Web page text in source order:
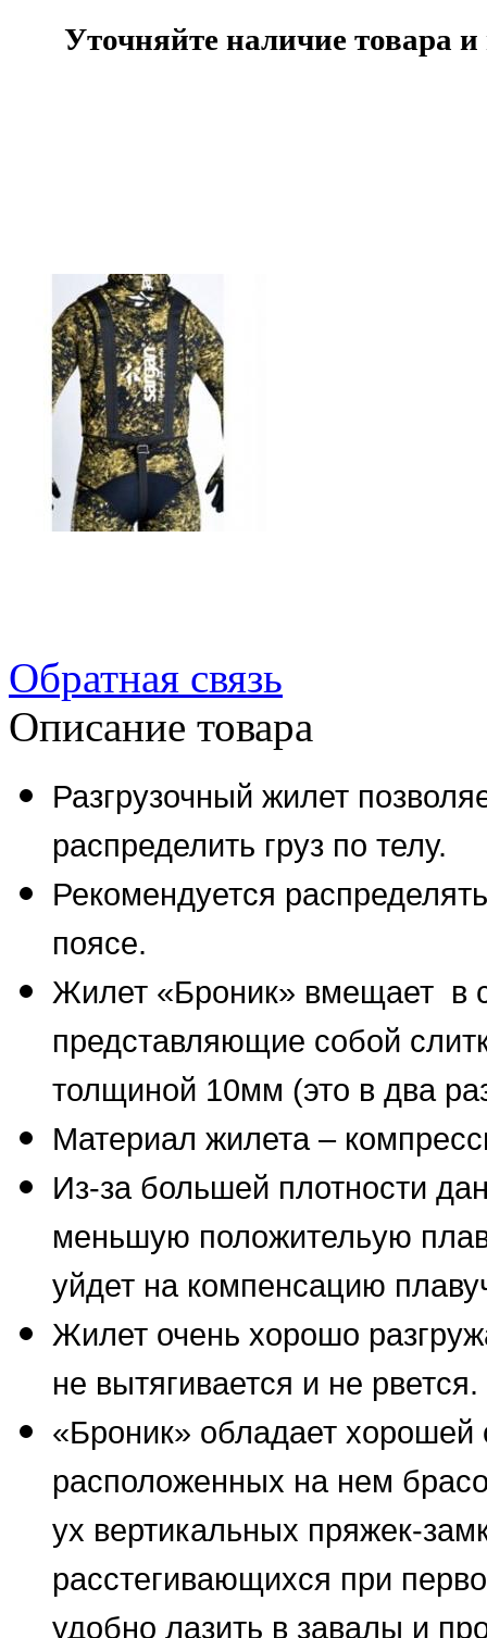
Уточняйте наличие товара
Обратная связь
Описание товара
Разгрузочный жилет
распределить груз по телу.
Рекомендуется
поясе.
Жилет «Броник» вмещает в
представляющие собой
толщиной 10мм (это в два
Материал жилета –
Из-за большей плотности
меньшую положительую
уйдет на компенсацию
Жилет очень хорошо
не вытягивается и не рвется.
«Броник» обладает хорошей
расположенных на нем
ух вертикальных пряжек-
расстегивающихся при
удобно лазить в завалы и